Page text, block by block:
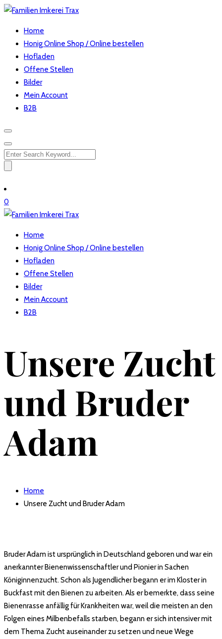
Home
Honig Online Shop / Online bestellen
Hofladen
Offene Stellen
Bilder
Mein Account
B2B
Search
0
Home
Honig Online Shop / Online bestellen
Hofladen
Offene Stellen
Bilder
Mein Account
B2B
Unsere Zucht
und Bruder
Adam
Home
Unsere Zucht und Bruder Adam
Bruder Adam ist ursprünglich in Deutschland geboren und war ein
anerkannter Bienenwissenschaftler und Pionier in Sachen
Königinnenzucht. Schon als Jugendlicher begann er im Kloster in
Buckfast mit den Bienen zu arbeiten. Als er bemerkte, dass seine
Bienenrasse anfällig für Krankheiten war, weil die meisten an den
Folgen eines Milbenbefalls starben, begann er sich intensiver mit
dem Thema Zucht auseinander zu setzen und neue Wege